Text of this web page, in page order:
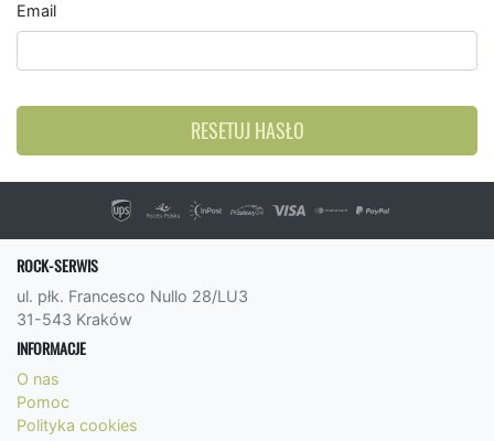
Email
RESETUJ HASŁO
ROCK-SERWIS
ul. płk. Francesco Nullo 28/LU3
31-543 Kraków
INFORMACJE
O nas
Pomoc
Polityka cookies